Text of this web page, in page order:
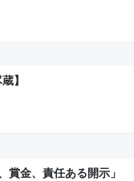
】
金、責任ある開示」